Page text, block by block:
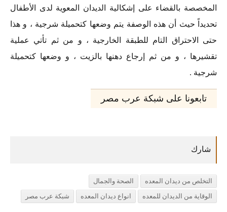
المخصصة بالقضاء على إشكالية الديدان المعوية لدى الأطفال
تحديداً حيث أن هذه الوصفة يتم وضعها كتحميلة شرجية ، و هذا
حتى الاحتراق التام للطبقة الخارجية ، و من ثم تأتي عملية
تقشيرها ، و من ثم إرجاع دهنها بالزيت ، و وضعها كتحميلة
شرجية .
تابعونا على شبكة عرب مصر
التخلص من ديدان المعده
الصحة والجمال
الوقاية من الديدان للمعده
انواع ديدان المعده شبكة عرب مصر